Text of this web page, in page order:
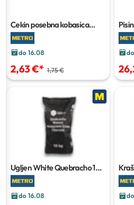
Cekin posebna kobasica
pakiranje 500 g
do 16.08
2,63 €* 1,75 €
Ugljen White Quebracho10
kg
do 16.08